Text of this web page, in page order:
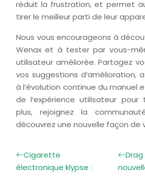
réduit la frustration, et permet
tirer le meilleur parti de leur
Nous vous encourageons à
Wenax et à tester par vous-
utilisateur améliorée. Partagez
vos suggestions d’amélioration,
à l’évolution continue du manuel
de l’expérience utilisateur pour
plus, rejoignez la
découvrez une nouvelle façon de
Cigarette
électronique klypse :
Drag